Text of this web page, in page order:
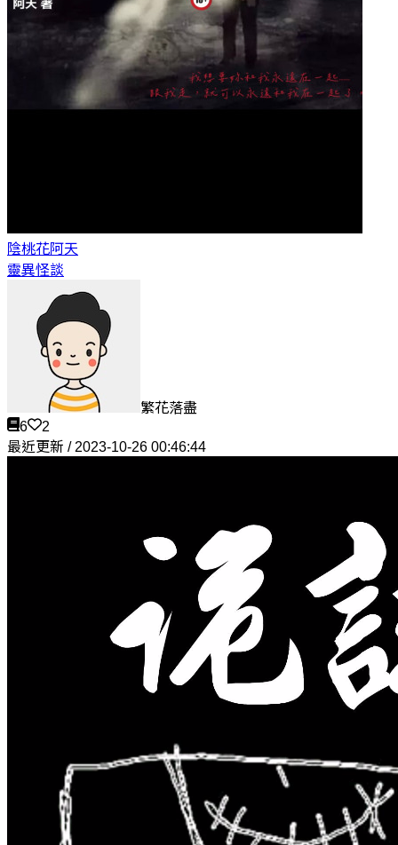
陰桃花阿天
靈異怪談
繁花落盡
6
2
最近更新 / 2023-10-26 00:46:44